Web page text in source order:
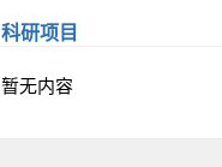
科研项目
暂无内容